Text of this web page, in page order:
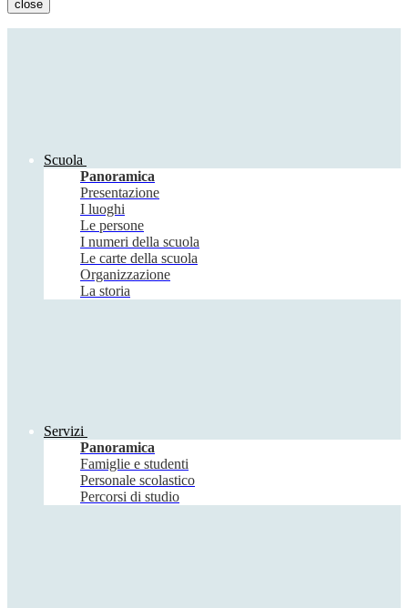
close
Scuola
Panoramica
Presentazione
I luoghi
Le persone
I numeri della scuola
Le carte della scuola
Organizzazione
La storia
Servizi
Panoramica
Famiglie e studenti
Personale scolastico
Percorsi di studio